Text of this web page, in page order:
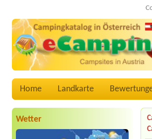
Home Landkarte
Wetter